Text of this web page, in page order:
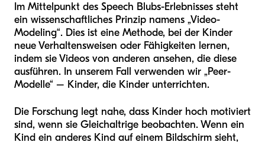
Im Mittelpunkt des Speech Blubs-Erlebnisses steht
ein wissenschaftliches Prinzip namens „Video-
Modeling“. Dies ist eine Methode, bei der Kinder
neue Verhaltensweisen oder Fähigkeiten lernen,
indem sie Videos von anderen ansehen, die diese
ausführen. In unserem Fall verwenden wir „Peer-
Modelle“ – Kinder, die Kinder unterrichten.
Die Forschung legt nahe, dass Kinder hoch motiviert
sind, wenn sie Gleichaltrige beobachten. Wenn ein
Kind ein anderes Kind auf einem Bildschirm sieht,